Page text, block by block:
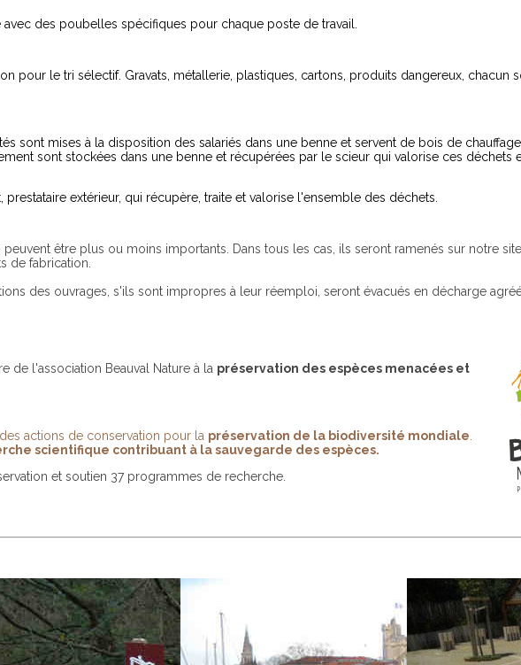
des poubelles spécifiques pour chaque poste de travail.
pour le tri sélectif. Gravats, métallerie, plastiques, cartons, produits dangereux, chacun
sont mises à la disposition des salariés dans une benne et servent de bois de chauffage.
sont stockées dans une benne et récupérées par le scieur qui valorise ces déchets
extérieur, qui récupère, traite et valorise l'ensemble des déchets.
être plus ou moins importants. Dans tous les cas, ils seront ramenés sur notre
de fabrication.
des ouvrages, s'ils sont impropres à leur réemploi, seront évacués en décharge
de l'association Beauval Nature à la préservation des espèces menacées et
actions de conservation pour la préservation de la biodiversité mondiale.
scientifique contribuant à la sauvegarde des espèces.
et soutien 37 programmes de recherche.